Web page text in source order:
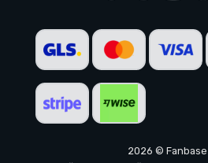
2026 © Fanbase